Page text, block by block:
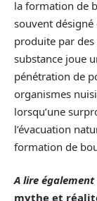
la formation de
souvent désigné
produite par
substance joue
pénétration de
organismes
lorsqu’une
l’évacuation
formation de
A lire également
mythe et